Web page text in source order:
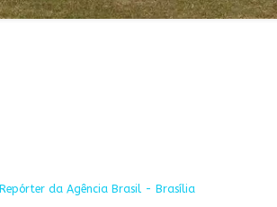
da Agência Brasil - Brasília